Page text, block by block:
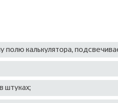
калькулятора,
штуках;